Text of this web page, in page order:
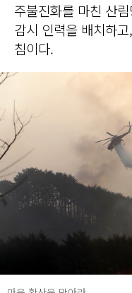
주불진화를 마친 산
감시 인력을 배치하
침이다.